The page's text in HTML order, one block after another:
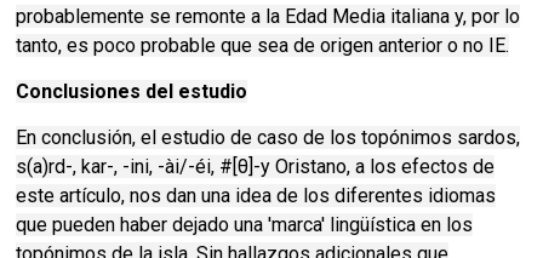
probablemente se remonte a la Edad Media italiana y, por lo
tanto, es poco probable que sea de origen anterior o no IE.
Conclusiones del estudio
En conclusión, el estudio de caso de los topónimos sardos,
s(a)rd-, kar-, -ini, -ài/-éi, #[θ]-y Oristano, a los efectos de
este artículo, nos dan una idea de los diferentes idiomas
que pueden haber dejado una 'marca' lingüística en los